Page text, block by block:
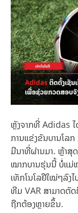
ຫຼັງຈາກທີ່ Adidas
ການແຂ່ງຂັນບານໂລ
ມີນາທີ່ຜ່ານມາ. ຫຼ້າສຸ
ໝາກບານຮຸ່ນນີ້ ບໍ່ແມ່
ເທັກໂນໂລຢີໃໝ່ໆລົງ
ທີມ VAR ສາມາດຕັ
ຖືກຕ້ອງຫຼາຍຂຶ້ນ.